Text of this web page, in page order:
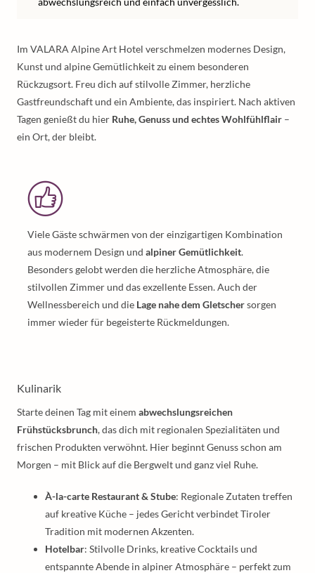
Im VALARA Alpine Art Hotel verschmelzen modernes Design,
Kunst und alpine Gemütlichkeit zu einem besonderen
Rückzugsort. Freu dich auf stilvolle Zimmer, herzliche
Gastfreundschaft und ein Ambiente, das inspiriert. Nach aktiven
Tagen genießt du hier Ruhe, Genuss und echtes Wohlfühlflair –
ein Ort, der bleibt.
Viele Gäste schwärmen von der einzigartigen Kombination
aus modernem Design und alpiner Gemütlichkeit.
Besonders gelobt werden die herzliche Atmosphäre, die
stilvollen Zimmer und das exzellente Essen. Auch der
Wellnessbereich und die Lage nahe dem Gletschersorgen
immer wieder für begeisterte Rückmeldungen.
Kulinarik
Starte deinen Tag mit einem abwechslungsreichen
Frühstücksbrunch, das dich mit regionalen Spezialitäten und
frischen Produkten verwöhnt. Hier beginnt Genuss schon am
Morgen – mit Blick auf die Bergwelt und ganz viel Ruhe.
À-la-carte Restaurant & Stube: Regionale Zutaten treffen
auf kreative Küche – jedes Gericht verbindet Tiroler
Tradition mit modernen Akzenten.
Hotelbar: Stilvolle Drinks, kreative Cocktails und
entspannte Abende in alpiner Atmosphäre – perfekt zum